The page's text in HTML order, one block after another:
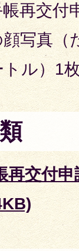
再交付
写真（
ル）1
再交付